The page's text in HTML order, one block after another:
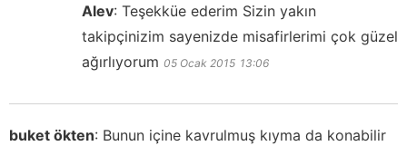
Alev: Teşekküe ederim Sizin yakın
takipçinizim sayenizde misafirlerimi çok güzel
ağırlıyorum 05 Ocak 2015 13:06
buket ökten: Bunun içine kavrulmuş kıyma da konabilir